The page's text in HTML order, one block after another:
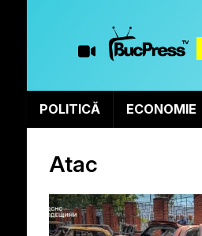
POLITICĂ ECONOMIE
Atac